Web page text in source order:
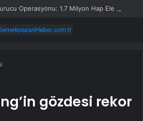
Kocaeli’de Uyuşturucu Operasyonu: 1.7 Milyon Hap Ele Geçirildi
gözdesi rekor